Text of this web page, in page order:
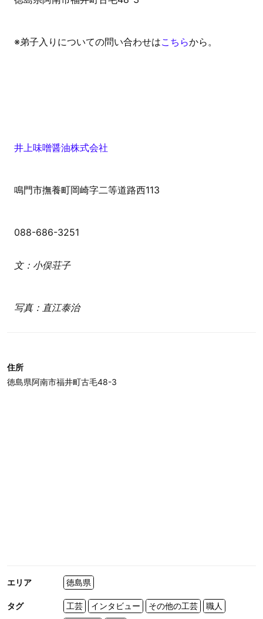
※弟子入りについての問い合わせはこちらから。
井上味噌醤油株式会社
鳴門市撫養町岡崎字二等道路西113
088-686-3251
文：小俣荘子
写真：直江泰治
住所
徳島県阿南市福井町古毛48-3
エリア 徳島県
タグ 工芸 インタビュー その他の工芸
職人